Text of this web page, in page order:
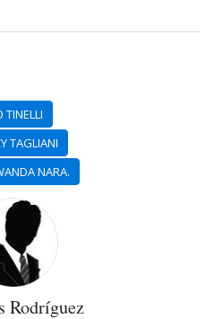
TINELLI
TAGLIANI
NARA.
Rodríguez